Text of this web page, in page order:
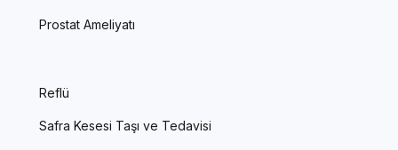
Prostat Ameliyatı
Reflü
Safra Kesesi Taşı ve Tedavisi